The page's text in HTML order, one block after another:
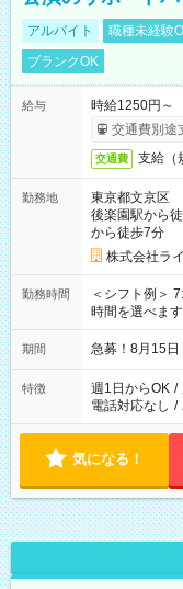
アルバイト 職種未経験
ブランクOK
給与
時給1250円～
交通費別途
交通費 支給（
勤務地
東京都文京区
後楽園駅から
から徒歩7分
株式会社ラ
勤務時間
＜シフト例＞ 7:00～
時間を選べま
期間 急募！8月15日
特徴 週1日からOK /
電話対応なし /
気になる！